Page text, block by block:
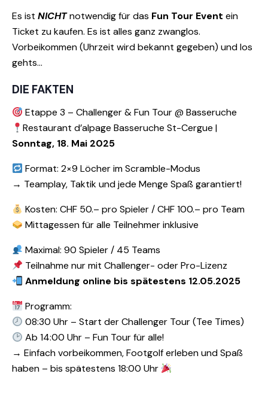
Es ist NICHTnotwendig für das Fun Tour Event ein
Ticket zu kaufen. Es ist alles ganz zwanglos.
Vorbeikommen (Uhrzeit wird bekannt gegeben) und los
gehts…
DIE FAKTEN
Etappe 3 – Challenger & Fun Tour @ Basseruche
Restaurant d’alpage Basseruche St-Cergue |
Sonntag, 18. Mai 2025
Format: 2×9 Löcher im Scramble-Modus
→ Teamplay, Taktik und jede Menge Spaß garantiert!
Kosten: CHF 50.– pro Spieler / CHF 100.– pro Team
Mittagessen für alle Teilnehmer inklusive
Maximal: 90 Spieler / 45 Teams
Teilnahme nur mit Challenger- oder Pro-Lizenz
Anmeldung online bis spätestens 12.05.2025
Programm:
08:30 Uhr – Start der Challenger Tour (Tee Times)
Ab 14:00 Uhr – Fun Tour für alle!
→ Einfach vorbeikommen, Footgolf erleben und Spaß
haben – bis spätestens 18:00 Uhr